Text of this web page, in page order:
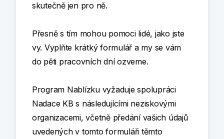
skutečně jen pro ně.
Přesně s tím mohou pomoci lidé, jako jste
vy. Vyplňte krátký formulář a my se vám
do pěti pracovních dní ozveme.
Program Nablízku vyžaduje spolupráci
Nadace KB s následujícími neziskovými
organizacemi, včetně předání vašich údajů
uvedených v tomto formuláři těmto